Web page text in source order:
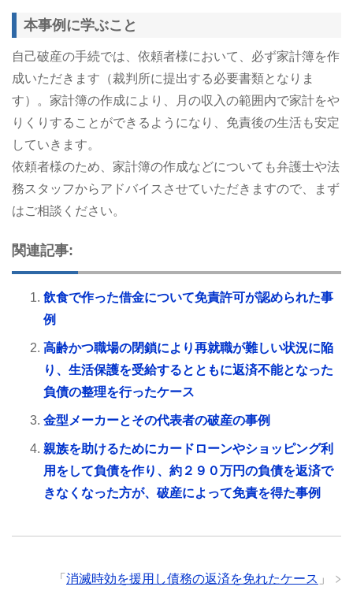
本事例に学ぶこと
自己破産の手続では、依頼者様において、必ず家計簿を作
成いただきます（裁判所に提出する必要書類となりま
す）。家計簿の作成により、月の収入の範囲内で家計をや
りくりすることができるようになり、免責後の生活も安定
していきます。
依頼者様のため、家計簿の作成などについても弁護士や法
務スタッフからアドバイスさせていただきますので、まず
はご相談ください。
関連記事:
飲食で作った借金について免責許可が認められた事
例
高齢かつ職場の閉鎖により再就職が難しい状況に陥
り、生活保護を受給するとともに返済不能となった
負債の整理を行ったケース
金型メーカーとその代表者の破産の事例
親族を助けるためにカードローンやショッピング利
用をして負債を作り、約２９０万円の負債を返済で
きなくなった方が、破産によって免責を得た事例
「 消滅時効を援用し債務の返済を免れたケース 」